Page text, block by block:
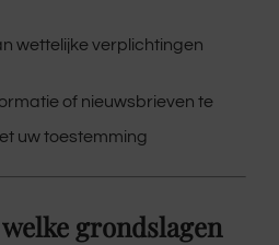
wettelijke verplichtingen
of nieuwsbrieven te
uw toestemming
grondslagen